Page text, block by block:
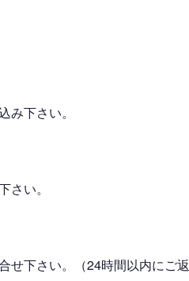
み下さい。
さい。
せ下さい。（24時間以内にご返